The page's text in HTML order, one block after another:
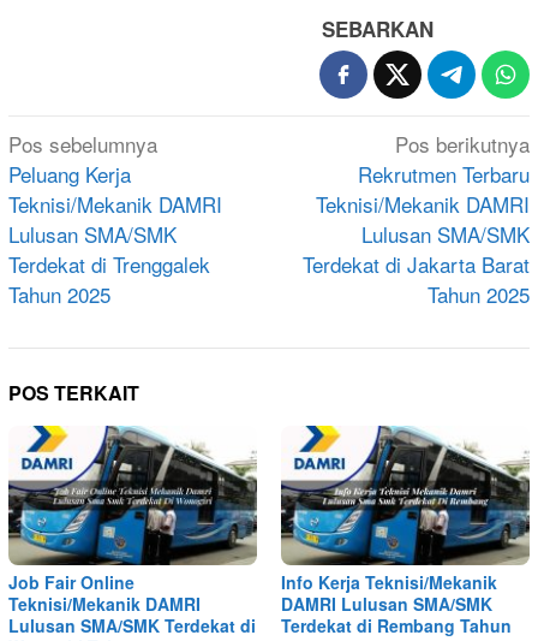
SEBARKAN
Navigasi
pos
Pos sebelumnya
Peluang Kerja
Teknisi/Mekanik DAMRI
Lulusan SMA/SMK
Terdekat di Trenggalek
Tahun 2025
Pos berikutnya
Rekrutmen Terbaru
Teknisi/Mekanik DAMRI
Lulusan SMA/SMK
Terdekat di Jakarta Barat
Tahun 2025
POS TERKAIT
Job Fair Online
Teknisi/Mekanik DAMRI
Lulusan SMA/SMK Terdekat di
Info Kerja Teknisi/Mekanik
DAMRI Lulusan SMA/SMK
Terdekat di Rembang Tahun